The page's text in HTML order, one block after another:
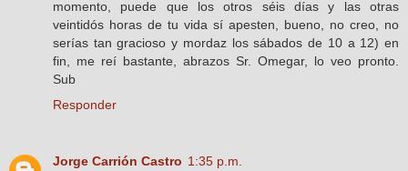
momento, puede que los otros séis días y las otras
veintidós horas de tu vida sí apesten, bueno, no creo, no
serías tan gracioso y mordaz los sábados de 10 a 12) en
fin, me reí bastante, abrazos Sr. Omegar, lo veo pronto.
Sub
Responder
Jorge Carrión Castro 1:35 p.m.